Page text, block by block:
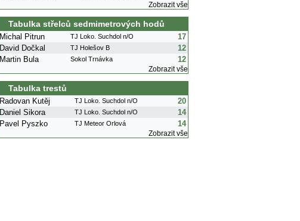
Zobrazit vše
Tabulka střelců sedmimetrových hodů
Michal Pitrun TJ Loko. Suchdol n/O
17
David Dočkal
TJ Holešov B
12
Martin Bula
Sokol Trnávka 12
Zobrazit vše
Tabulka trestů
Radovan Kutěj TJ Loko. Suchdol n/O
20
Daniel Sikora
TJ Loko. Suchdol n/O
14
Pavel Pyszko
TJ Meteor Orlová 14
Zobrazit vše